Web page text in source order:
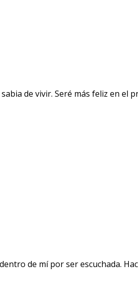
de vivir. Seré más feliz en el
de mí por ser escuchada.